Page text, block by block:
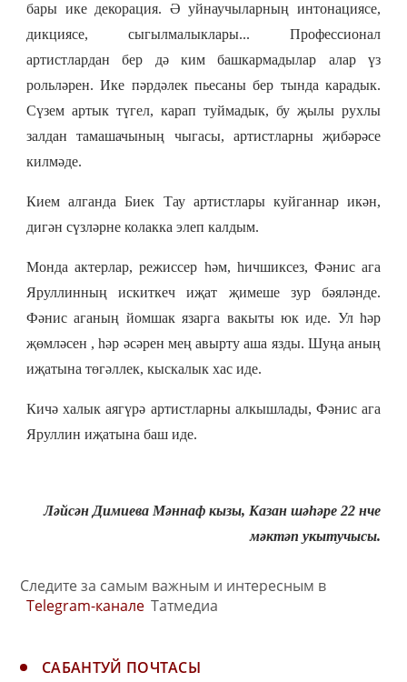
бары ике декорация. Ә уйнаучыларның интонациясе,
дикциясе, сыгылмалыклары... Профессионал
артистлардан бер дә ким башкармадылар алар үз
рольләрен. Ике пәрдәлек пьесаны бер тында карадык.
Сүзем артык түгел, карап туймадык, бу җылы рухлы
залдан тамашачының чыгасы, артистларны җибәрәсе
килмәде.
Кием алганда Биек Тау артистлары куйганнар икән,
дигән сүзләрне колакка элеп калдым.
Монда актерлар, режиссер һәм, һичшиксез, Фәнис ага
Яруллинның искиткеч иҗат җимеше зур бәяләнде.
Фәнис аганың йомшак язарга вакыты юк иде. Ул һәр
җөмләсен , һәр әсәрен мең авырту аша язды. Шуңа аның
иҗатына төгәллек, кыскалык хас иде.
Кичә халык аягүрә артистларны алкышлады, Фәнис ага
Яруллин иҗатына баш иде.
Ләйсән Димиева Мәннаф кызы, Казан шәһәре 22 нче
мәктәп укытучысы.
Следите за самым важным и интересным в
Telegram-канале Татмедиа
САБАНТУЙ ПОЧТАСЫ